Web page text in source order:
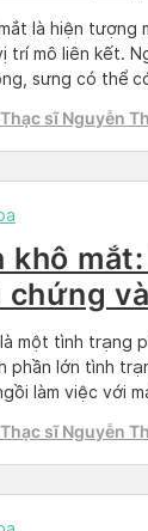
là hiện tượng
trí mô liên kết.
sưng có thể
hoạt trở […]
sĩ Nguyễn
khô
một tình trạng
phần lớn tình
làm việc với
điều […]
sĩ Nguyễn